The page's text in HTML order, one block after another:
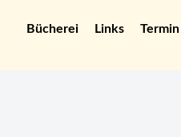
Bücherei Links Termin